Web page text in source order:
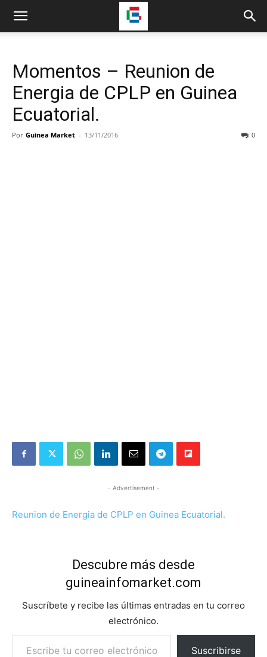
Momentos – Reunion de
Energia de CPLP en Guinea
Ecuatorial.
Por Guinea Market - 13/11/2016 0
- Advertisement -
Reunion de Energia de CPLP en Guinea Ecuatorial.
Descubre más desde
guineainfomarket.com
Suscríbete y recibe las últimas entradas en tu correo
electrónico.
Escribe tu correo electrónico…
Suscribirse